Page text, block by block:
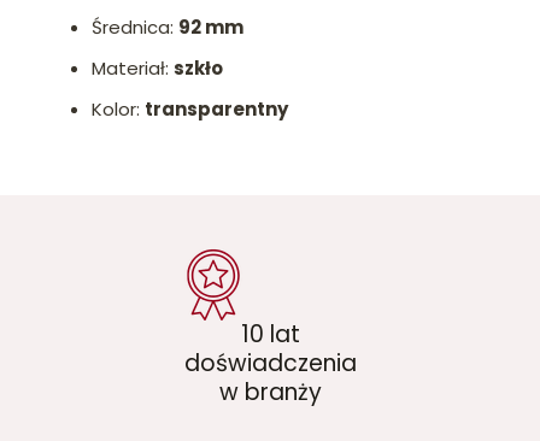
Średnica: 92 mm
Materiał: szkło
Kolor: transparentny
10 lat
doświadczenia
w branży